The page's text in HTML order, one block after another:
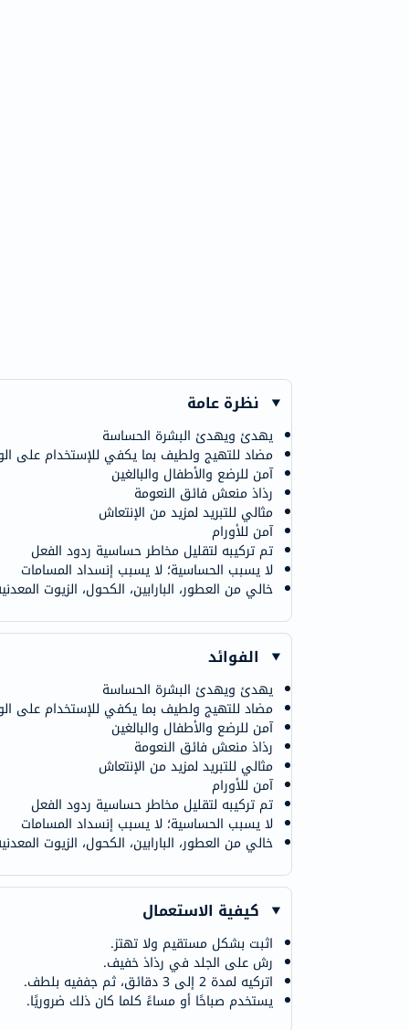
نظرة عامة
يهدئ ويهدئ البشرة الحساسة
مضاد للتهيج ولطيف بما يكفي للإستخدام على
آمن للرضع والأطفال والبالغين
رذاذ منعش فائق النعومة
مثالي للتبريد لمزيد من الإنتعاش
آمن للأورام
تم تركيبه لتقليل مخاطر حساسية ردود الفعل
لا يسبب الحساسية؛ لا يسبب إنسداد المسامات
خالي من العطور، البارابين، الكحول، الزيوت
الفوائد
يهدئ ويهدئ البشرة الحساسة
مضاد للتهيج ولطيف بما يكفي للإستخدام على
آمن للرضع والأطفال والبالغين
رذاذ منعش فائق النعومة
مثالي للتبريد لمزيد من الإنتعاش
آمن للأورام
تم تركيبه لتقليل مخاطر حساسية ردود الفعل
لا يسبب الحساسية؛ لا يسبب إنسداد المسامات
خالي من العطور، البارابين، الكحول، الزيوت
كيفية الاستعمال
اثبت بشكل مستقيم ولا تهتز.
رش على الجلد في رذاذ خفيف.
اتركيه لمدة 2 إلى 3 دقائق، ثم جففيه بلطف.
يستخدم صباحًا أو مساءً كلما كان ذلك ضروريًا.